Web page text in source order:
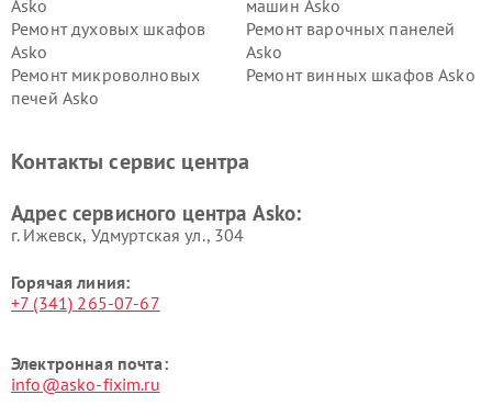
Asko
машин Asko
Ремонт духовых шкафов
Asko
Ремонт варочных панелей
Asko
Ремонт микроволновых
печей Asko
Ремонт винных шкафов Asko
Ремонт подогревателей
Ремонт промышленных
Asko
Контакты сервис центра
Адрес сервисного центра Asko:
г. Ижевск, Удмуртская ул., 304
Горячая линия:
+7 (341) 265-07-67
Электронная почта:
info@asko-fixim.ru